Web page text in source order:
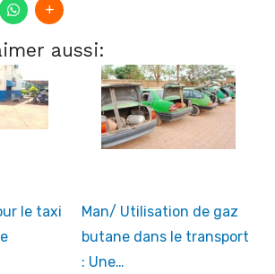
aussi:
le taxi
Man/ Utilisation de gaz
butane dans le transport
: Une…